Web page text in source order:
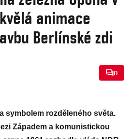
animace
Berlínské zdi
0
symbolem rozděleného světa.
Západem a komunistickou